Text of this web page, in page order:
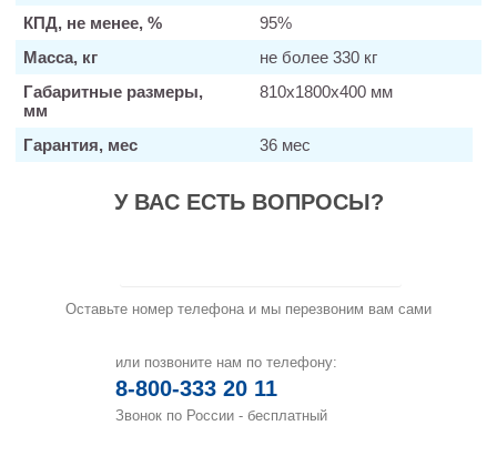
КПД, не менее, %
95%
Масса, кг
не более 330 кг
Габаритные размеры,
мм
810х1800х400 мм
Гарантия, мес 36 мес
У ВАС ЕСТЬ ВОПРОСЫ?
Оставьте номер телефона и мы перезвоним вам сами
или позвоните нам по телефону:
8-800-333 20 11
Звонок по России - бесплатный